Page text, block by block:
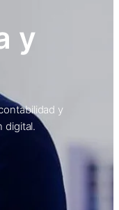
y
y
digital.